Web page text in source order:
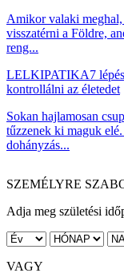
Amikor valaki meghal,
visszatérni a Földre,
reng...
LELKIPATIKA7
kontrollálni az életedet
Sokan hajlamosan
tűzzenek ki maguk
dohányzás...
SZEMÉLYRE
Adja meg születési
VAGY